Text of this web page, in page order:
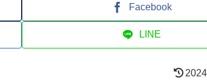
Facebook
LINE